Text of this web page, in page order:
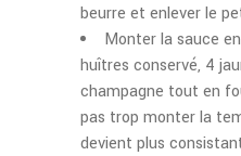
beurre et enlever le
Monter la sauce
huîtres conservé, 4
champagne tout en
pas trop monter la
devient plus